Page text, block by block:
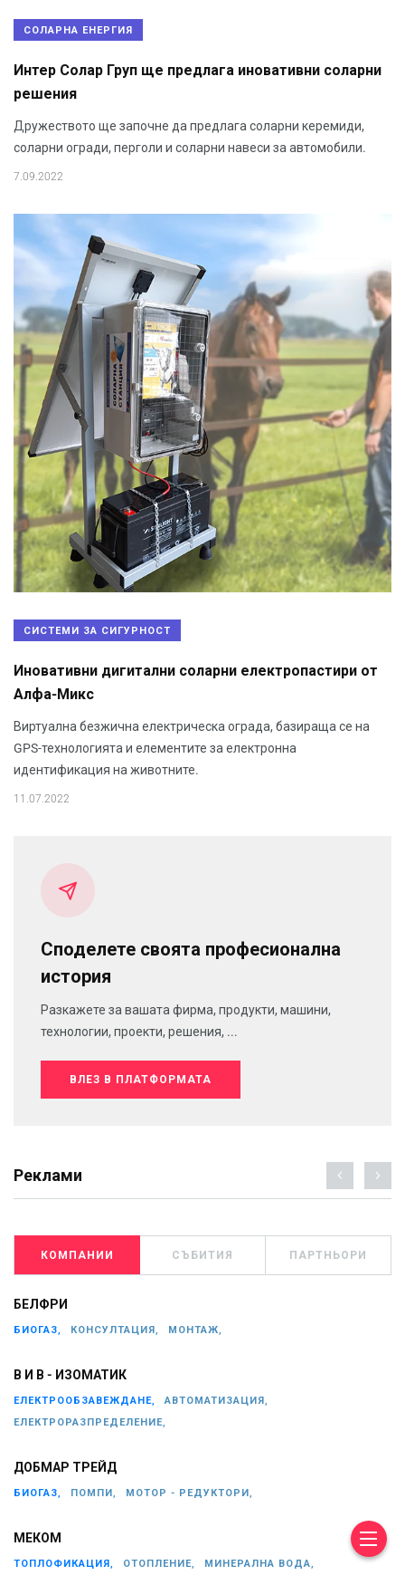
СОЛАРНА ЕНЕРГИЯ
Интер Солар Груп ще предлага иновативни соларни
решения
Дружеството ще започне да предлага соларни керемиди,
соларни огради, перголи и соларни навеси за автомобили.
7.09.2022
СИСТЕМИ ЗА СИГУРНОСТ
Иновативни дигитални соларни електропастири от
Алфа-Микс
Виртуална безжична електрическа ограда, базираща се на
GPS-технологията и елементите за електронна
идентификация на животните.
11.07.2022
Споделете своята професионална
история
Разкажете за вашата фирма, продукти, машини,
технологии, проекти, решения, ...
ВЛЕЗ В ПЛАТФОРМАТА
Реклами
КОМПАНИИ СЪБИТИЯ ПАРТНЬОРИ
БЕЛФРИ
БИОГАЗ, КОНСУЛТАЦИЯ, МОНТАЖ,
В И В - ИЗОМАТИК
ЕЛЕКТРООБЗАВЕЖДАНЕ,
АВТОМАТИЗАЦИЯ,
ЕЛЕКТРОРАЗПРЕДЕЛЕНИЕ,
ДОБМАР ТРЕЙД
БИОГАЗ, ПОМПИ, МОТОР - РЕДУКТОРИ,
МЕКОМ
ТОПЛОФИКАЦИЯ, ОТОПЛЕНИЕ, МИНЕРАЛНА ВОДА,